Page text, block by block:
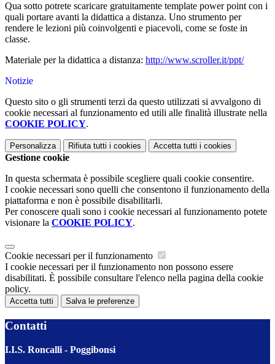
Qua sotto potrete scaricare gratuitamente template power point con i
quali portare avanti la didattica a distanza. Uno strumento per
rendere le lezioni più coinvolgenti e piacevoli, come se foste in
classe.
Materiale per la didattica a distanza: http://www.scroller.it/ppt/
Notizie
Questo sito o gli strumenti terzi da questo utilizzati si avvalgono di
cookie necessari al funzionamento ed utili alle finalità illustrate nella
COOKIE POLICY.
Personalizza Rifiuta tutti i cookies Accetta tutti i cookies
Gestione cookie
In questa schermata è possibile scegliere quali cookie consentire.
I cookie necessari sono quelli che consentono il funzionamento della
piattaforma e non è possibile disabilitarli.
Per conoscere quali sono i cookie necessari al funzionamento potete
visionare la COOKIE POLICY.
Cookie necessari per il funzionamento
I cookie necessari per il funzionamento non possono essere
disabilitati. È possibile consultare l'elenco nella pagina della cookie
policy.
Accetta tutti Salva le preferenze
Contatti
I.I.S. Roncalli - Poggibonsi